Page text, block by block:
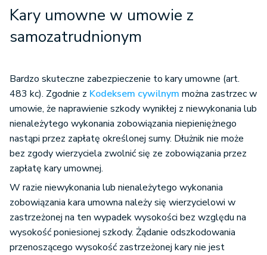
Kary umowne w umowie z
samozatrudnionym
Bardzo skuteczne zabezpieczenie to kary umowne (art.
483 kc). Zgodnie z Kodeksem cywilnym można zastrzec w
umowie, że naprawienie szkody wynikłej z niewykonania lub
nienależytego wykonania zobowiązania niepieniężnego
nastąpi przez zapłatę określonej sumy. Dłużnik nie może
bez zgody wierzyciela zwolnić się ze zobowiązania przez
zapłatę kary umownej.
W razie niewykonania lub nienależytego wykonania
zobowiązania kara umowna należy się wierzycielowi w
zastrzeżonej na ten wypadek wysokości bez względu na
wysokość poniesionej szkody. Żądanie odszkodowania
przenoszącego wysokość zastrzeżonej kary nie jest